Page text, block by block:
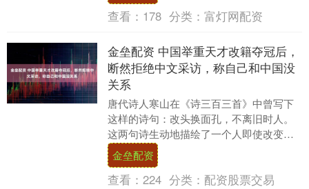
查看： 178 分类： 富灯网配资
金垒配资 中国举重天才改籍夺冠后，
断然拒绝中文采访，称自己和中国没
关系
唐代诗人寒山在《诗三百三首》中曾写下
这样的诗句：改头换面孔，不离旧时人。
这两句诗生动地描绘了一个人即使改变了
外表，其本质依然如故的哲理。在体育
界，就曾出现过这样....
金垒配资
查看： 224 分类： 配资股票交易